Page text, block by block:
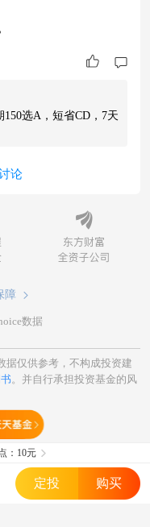
选A，短省CD，7天
论
障
数据
据仅供参考，不构成投资建
。并自行承担投资基金的风
：10元
定投 购买
金